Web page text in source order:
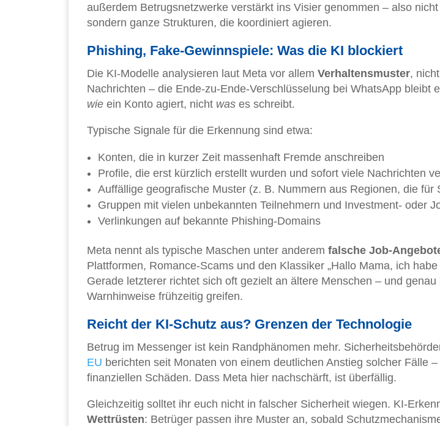
außerdem Betrugsnetzwerke verstärkt ins Visier genommen – also
sondern ganze Strukturen, die koordiniert agieren.
Phishing, Fake-Gewinnspiele: Was die KI blockiert
Die KI-Modelle analysieren laut Meta vor allem Verhaltensmuster,
Nachrichten – die Ende-zu-Ende-Verschlüsselung bei WhatsApp bleibt
wie ein Konto agiert, nicht was es schreibt.
Typische Signale für die Erkennung sind etwa:
Konten, die in kurzer Zeit massenhaft Fremde anschreiben
Profile, die erst kürzlich erstellt wurden und sofort viele Nachrichten
Auffällige geografische Muster (z. B. Nummern aus Regionen, die für
Gruppen mit vielen unbekannten Teilnehmern und Investment- oder
Verlinkungen auf bekannte Phishing-Domains
Meta nennt als typische Maschen unter anderem falsche Job-
Plattformen, Romance-Scams und den Klassiker „Hallo Mama, ich
Gerade letzterer richtet sich oft gezielt an ältere Menschen – und
Warnhinweise frühzeitig greifen.
Reicht der KI-Schutz aus? Grenzen der Technologie
Betrug im Messenger ist kein Randphänomen mehr.
EU berichten seit Monaten von einem deutlichen Anstieg solcher Fälle
finanziellen Schäden. Dass Meta hier nachschärft, ist überfällig.
Gleichzeitig solltet ihr euch nicht in falscher Sicherheit wiegen. KI-
Wettrüsten: Betrüger passen ihre Muster an, sobald